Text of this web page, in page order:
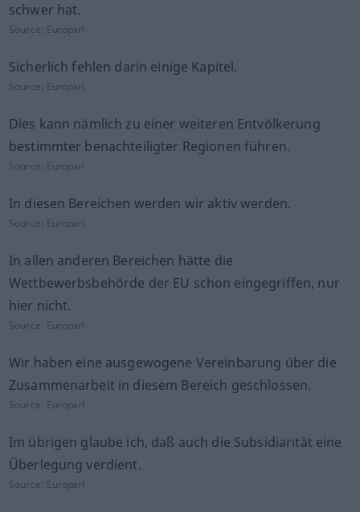
schwer hat.
Source: Europarl
Sicherlich fehlen darin einige Kapitel.
Source: Europarl
Dies kann nämlich zu einer weiteren Entvölkerung
bestimmter benachteiligter Regionen führen.
Source: Europarl
In diesen Bereichen werden wir aktiv werden.
Source: Europarl
In allen anderen Bereichen hätte die
Wettbewerbsbehörde der EU schon eingegriffen, nur
hier nicht.
Source: Europarl
Wir haben eine ausgewogene Vereinbarung über die
Zusammenarbeit in diesem Bereich geschlossen.
Source: Europarl
Im übrigen glaube ich, daß auch die Subsidiarität eine
Überlegung verdient.
Source: Europarl